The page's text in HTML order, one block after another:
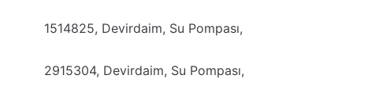
1514825, Devirdaim, Su Pompası,
2915304, Devirdaim, Su Pompası,